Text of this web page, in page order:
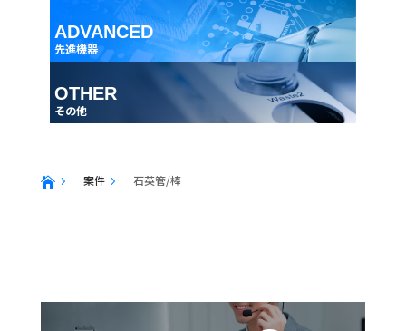
ADVANCED
先進機器
OTHER
その他
5 案件5 石英管/棒